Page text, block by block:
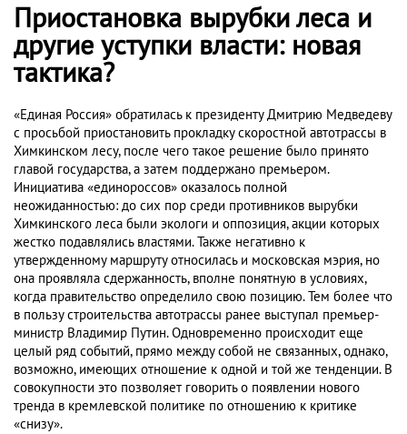
Приостановка вырубки леса и
другие уступки власти: новая
тактика?
«Единая Россия» обратилась к президенту Дмитрию Медведеву
с просьбой приостановить прокладку скоростной автотрассы в
Химкинском лесу, после чего такое решение было принято
главой государства, а затем поддержано премьером.
Инициатива «единороссов» оказалось полной
неожиданностью: до сих пор среди противников вырубки
Химкинского леса были экологи и оппозиция, акции которых
жестко подавлялись властями. Также негативно к
утвержденному маршруту относилась и московская мэрия, но
она проявляла сдержанность, вполне понятную в условиях,
когда правительство определило свою позицию. Тем более что
в пользу строительства автотрассы ранее выступал премьер-
министр Владимир Путин. Одновременно происходит еще
целый ряд событий, прямо между собой не связанных, однако,
возможно, имеющих отношение к одной и той же тенденции. В
совокупности это позволяет говорить о появлении нового
тренда в кремлевской политике по отношению к критике
«снизу».